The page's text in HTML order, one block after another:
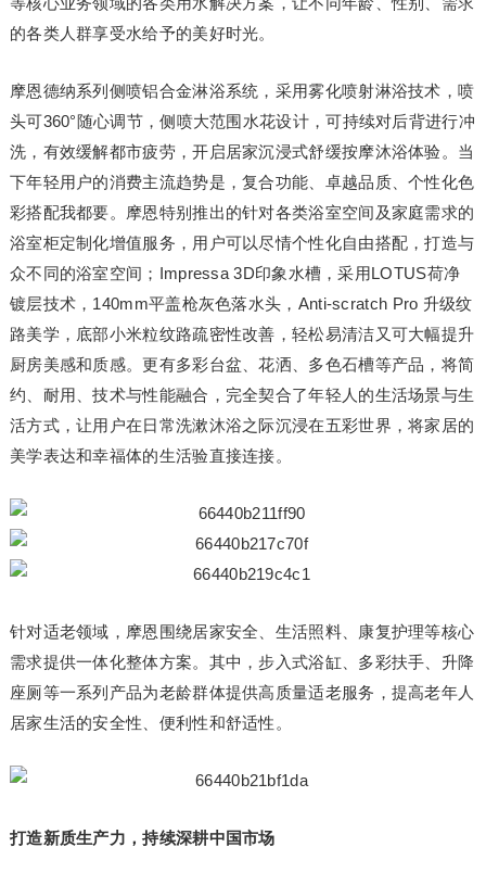
的各类人群享受水给予的美好时光。
摩恩德纳系列侧喷铝合金淋浴系统，采用雾化喷射淋浴技术，喷
头可360°随心调节，侧喷大范围水花设计，可持续对后背进行冲
洗，有效缓解都市疲劳，开启居家沉浸式舒缓按摩沐浴体验。当
下年轻用户的消费主流趋势是，复合功能、卓越品质、个性化色
彩搭配我都要。摩恩特别推出的针对各类浴室空间及家庭需求的
浴室柜定制化增值服务，用户可以尽情个性化自由搭配，打造与
众不同的浴室空间；Impressa 3D印象水槽，采用LOTUS荷净
镀层技术，140mm平盖枪灰色落水头，Anti-scratch Pro 升级纹
路美学，底部小米粒纹路疏密性改善，轻松易清洁又可大幅提升
厨房美感和质感。更有多彩台盆、花洒、多色石槽等产品，将简
约、耐用、技术与性能融合，完全契合了年轻人的生活场景与生
活方式，让用户在日常洗漱沐浴之际沉浸在五彩世界，将家居的
美学表达和幸福体的生活验直接连接。
针对适老领域，摩恩围绕居家安全、生活照料、康复护理等核心
需求提供一体化整体方案。其中，步入式浴缸、多彩扶手、升降
座厕等一系列产品为老龄群体提供高质量适老服务，提高老年人
居家生活的安全性、便利性和舒适性。
打造新质生产力，持续深耕中国市场